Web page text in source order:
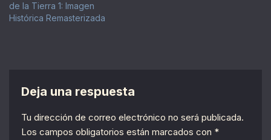
de la Tierra 1: Imagen
Histórica Remasterizada
Deja una respuesta
Tu dirección de correo electrónico no será publicada.
Los campos obligatorios están marcados con *